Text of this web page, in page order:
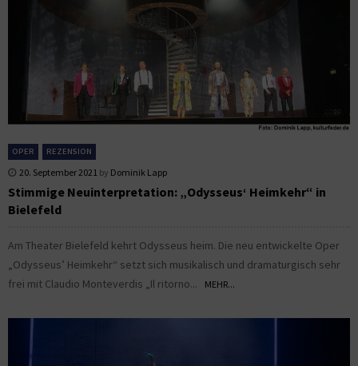
OPER REZENSION
20. September 2021 by Dominik Lapp
Stimmige Neuinterpretation: „Odysseus‘ Heimkehr“ in
Bielefeld
Am Theater Bielefeld kehrt Odysseus heim. Die neu entwickelte Oper
„Odysseus’ Heimkehr“ setzt sich musikalisch und dramaturgisch sehr
frei mit Claudio Monteverdis „Il ritorno...
MEHR...